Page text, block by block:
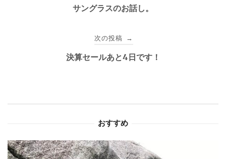
ン
サングラスのお話し。
次の投稿 →
決算セールあと4日です！
おすすめ